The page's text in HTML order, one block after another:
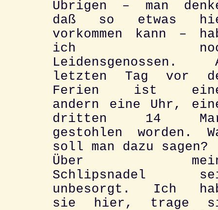
Übrigen – man
daß so etwas
vorkommen kann –
ich
Leidensgenossen.
letzten Tag vor
Ferien ist
andern eine Uhr,
dritten 14
gestohlen worden.
soll man dazu sagen?
Über
Schlipsnadel
unbesorgt. Ich
sie hier, trage